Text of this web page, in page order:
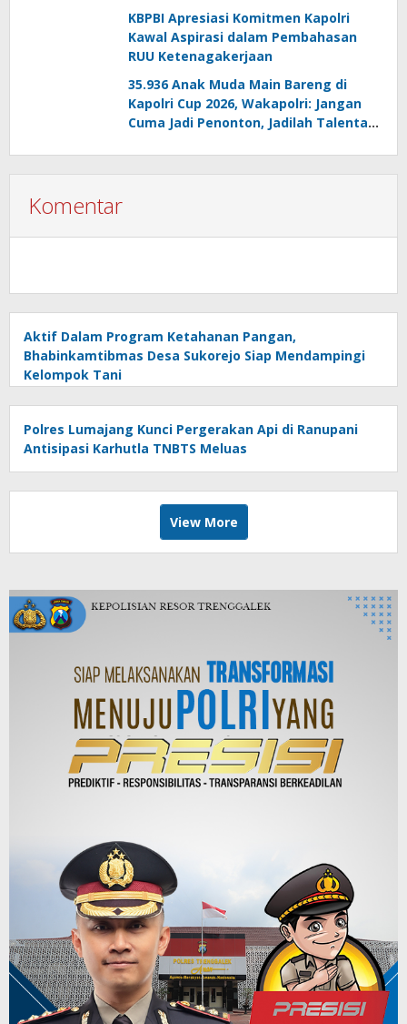
KBPBI Apresiasi Komitmen Kapolri
Kawal Aspirasi dalam Pembahasan
RUU Ketenagakerjaan
35.936 Anak Muda Main Bareng di
Kapolri Cup 2026, Wakapolri: Jangan
Cuma Jadi Penonton, Jadilah Talenta
Komentar
Aktif Dalam Program Ketahanan Pangan,
Bhabinkamtibmas Desa Sukorejo Siap Mendampingi
Kelompok Tani
Polres Lumajang Kunci Pergerakan Api di Ranupani
Antisipasi Karhutla TNBTS Meluas
View More